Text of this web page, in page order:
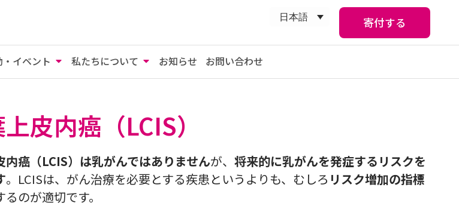
寄付する
日本語
・イベント 私たちについて お知らせ お問い合わせ
皮内癌（LCIS）
内癌（LCIS）は乳がんではありませんが、 将来的に乳がんを発症するリスクを
。LCISは、がん治療を必要とする疾患というよりも、むしろ リスク増加の指標
るのが適切です。